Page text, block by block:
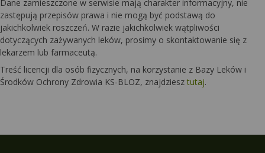
Dane zamieszczone w serwisie mają charakter informacyjny, nie
zastępują przepisów prawa i nie mogą być podstawą do
jakichkolwiek roszczeń. W razie jakichkolwiek wątpliwości
dotyczących zażywanych leków, prosimy o skontaktowanie się z
lekarzem lub farmaceutą.
Treść licencji dla osób fizycznych, na korzystanie z Bazy Leków i
Środków Ochrony Zdrowia KS-BLOZ, znajdziesz tutaj.